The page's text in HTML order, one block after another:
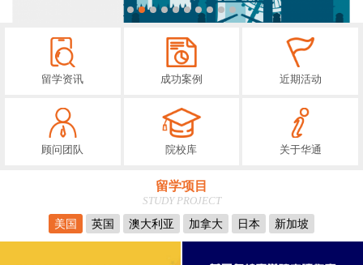
留学资讯 成功案例 近期活动
顾问团队 院校库 关于华通
留学项目
STUDY PROJECT
美国
英国 澳大利亚 加拿大 日本 新加坡